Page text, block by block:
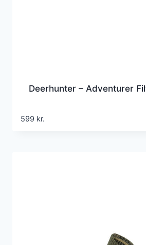
Deerhunter – Adventurer
599 kr.